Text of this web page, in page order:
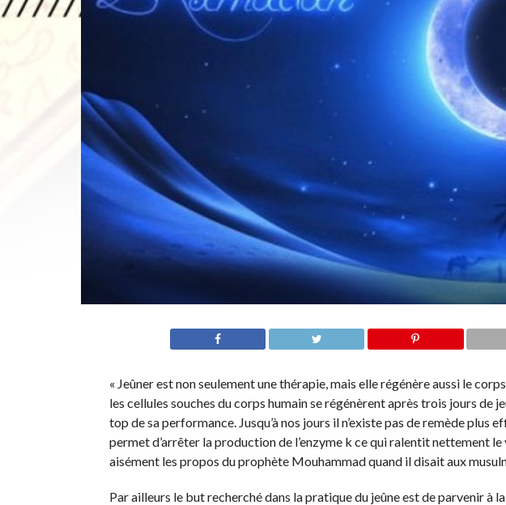
« Jeûner est non seulement une thérapie, mais elle régénère aussi le
les cellules souches du corps humain se régénèrent après trois jours de
top de sa performance. Jusqu’à nos jours il n’existe pas de remède plus
permet d’arrêter la production de l’enzyme k ce qui ralentit nettement
aisément les propos du prophète Mouhammad quand il disait aux
Par ailleurs le but recherché dans la pratique du jeûne est de parvenir à